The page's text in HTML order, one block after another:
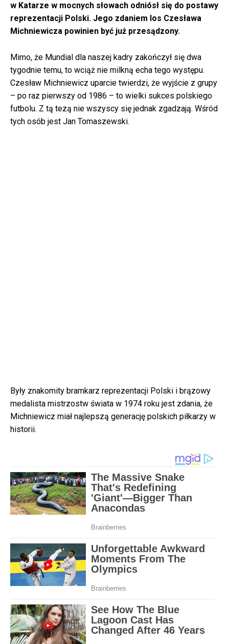
w Katarze w mocnych słowach odniósł się do postawy
reprezentacji Polski. Jego zdaniem los Czesława
Michniewicza powinien być już przesądzony.
Mimo, że Mundial dla naszej kadry zakończył się dwa
tygodnie temu, to wciąż nie milkną echa tego występu.
Czesław Michniewicz uparcie twierdzi, że wyjście z grupy
– po raz pierwszy od 1986 – to wielki sukces polskiego
futbolu. Z tą tezą nie wszyscy się jednak zgadzają. Wśród
tych osób jest Jan Tomaszewski.
Były znakomity bramkarz reprezentacji Polski i brązowy
medalista mistrzostw świata w 1974 roku jest zdania, że
Michniewicz miał najlepszą generację polskich piłkarzy w
historii.